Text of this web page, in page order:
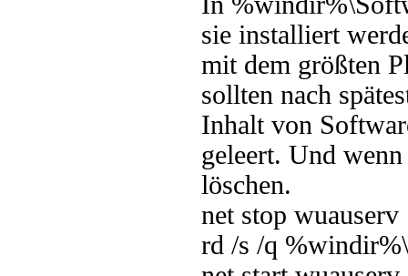
sie installiert
mit dem größten
sollten nach
Inhalt von
geleert. Und
löschen.
net stop wuauserv
rd /s /q